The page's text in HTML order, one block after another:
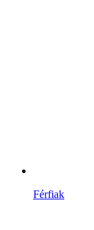
Férfiak